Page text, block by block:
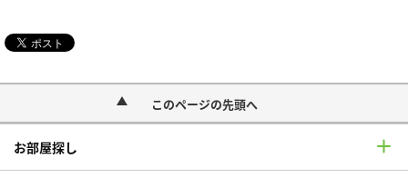
このページの先頭へ
お部屋探し